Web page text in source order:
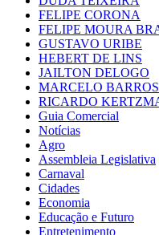
FELIPE CORONA
FELIPE MOURA
GUSTAVO URIBE
HEBERT DE LINS
JAILTON DELOGO
MARCELO
RICARDO
Guia Comercial
Notícias
Agro
Assembleia Legislativa
Carnaval
Cidades
Economia
Educação e Futuro
Entretenimento